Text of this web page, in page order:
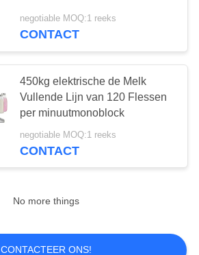
negotiable MOQ:1 reeks
CONTACT
450kg elektrische de Melk
Vullende Lijn van 120 Flessen
per minuutmonoblock
negotiable MOQ:1 reeks
CONTACT
No more things
CONTACTEER ONS!